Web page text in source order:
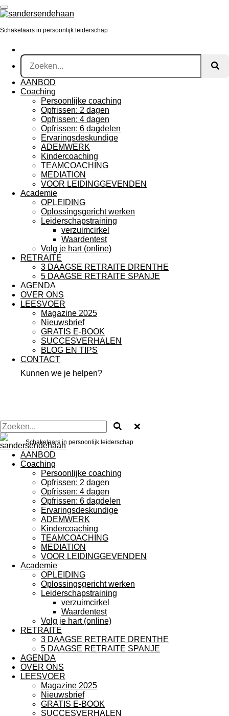
Ga
direct
naar
Schakelaars in persoonlijk leiderschap
AANBOD
Coaching
Persoonlijke coaching
Opfrissen: 2 dagen
Opfrissen: 4 dagen
Opfrissen: 6 dagdelen
Ervaringsdeskundige
ADEMWERK
Kindercoaching
TEAMCOACHING
MEDIATION
VOOR LEIDINGGEVENDEN
Academie
OPLEIDING
Oplossingsgericht werken
Leiderschapstraining
verzuimcirkel
Waardentest
Volg je hart (online)
RETRAITE
3 DAAGSE RETRAITE DRENTHE
5 DAAGSE RETRAITE SPANJE
AGENDA
OVER ONS
LEESVOER
Magazine 2025
Nieuwsbrief
GRATIS E-BOOK
SUCCESVERHALEN
BLOG EN TIPS
CONTACT
Kunnen we je helpen?
Schakelaars in persoonlijk leiderschap
AANBOD
Coaching
Persoonlijke coaching
Opfrissen: 2 dagen
Opfrissen: 4 dagen
Opfrissen: 6 dagdelen
Ervaringsdeskundige
ADEMWERK
Kindercoaching
TEAMCOACHING
MEDIATION
VOOR LEIDINGGEVENDEN
Academie
OPLEIDING
Oplossingsgericht werken
Leiderschapstraining
verzuimcirkel
Waardentest
Volg je hart (online)
RETRAITE
3 DAAGSE RETRAITE DRENTHE
5 DAAGSE RETRAITE SPANJE
AGENDA
OVER ONS
LEESVOER
Magazine 2025
Nieuwsbrief
GRATIS E-BOOK
SUCCESVERHALEN